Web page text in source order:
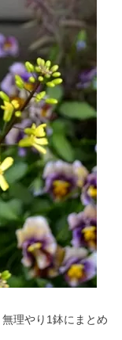
理やり1鉢にまとめ